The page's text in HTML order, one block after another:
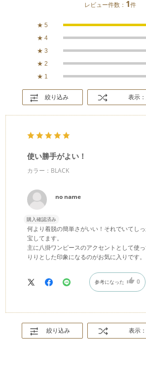
レビュー件数： 1件
★ 5
★ 4
★ 3
★ 2
★ 1
絞り込み 表示
使い勝手がよい！
カラー：BLACK
no name
購入確認済み
何より着脱の簡単さがいい！それでいてし
宝してます。
主に八掛ワンピースのアクセントとして使
りりとした印象になるのがお気に入りです。
参考になった 0
絞り込み 表示